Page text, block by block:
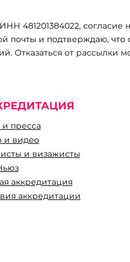
481201384022, согласие
почты и подтверждаю, что
Отказаться от рассылки
пресса
и видео
и визажисты
аккредитация
аккредитации